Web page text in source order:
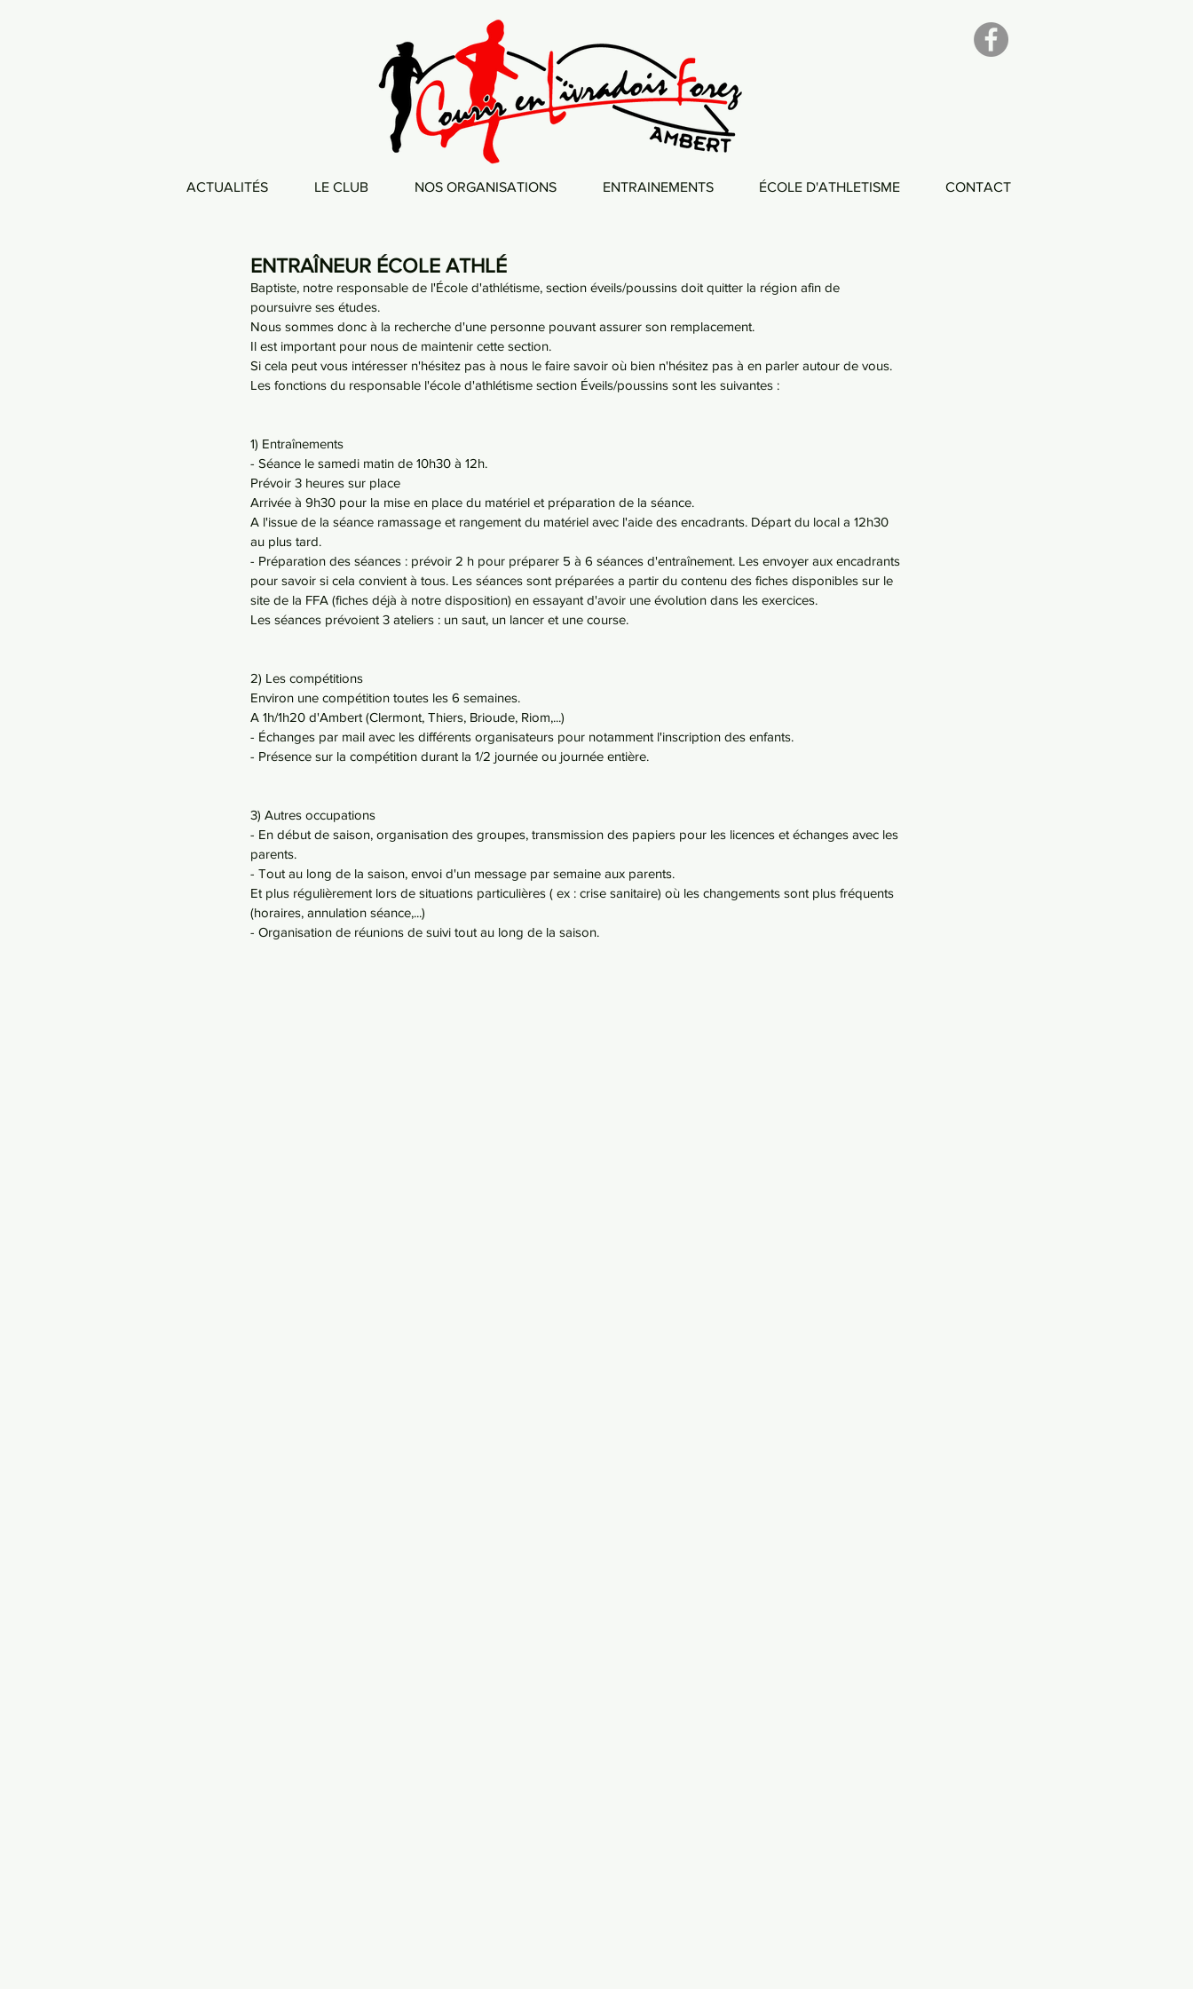
ACTUALITÉS LE CLUB NOS ORGANISATIONS ENTRAINEMENTS ÉCOLE D'ATHLETISME CONTACT
ENTRAÎNEUR ÉCOLE ATHLÉ
Baptiste, notre responsable de l'École d'athlétisme, section éveils/poussins doit quitter la région afin de
poursuivre ses études.
Nous sommes donc à la recherche d'une personne pouvant assurer son remplacement.
Il est important pour nous de maintenir cette section.
Si cela peut vous intéresser n'hésitez pas à nous le faire savoir où bien n'hésitez pas à en parler autour de vous.
Les fonctions du responsable l'école d'athlétisme section Éveils/poussins sont les suivantes :
1) Entraînements
- Séance le samedi matin de 10h30 à 12h.
Prévoir 3 heures sur place
Arrivée à 9h30 pour la mise en place du matériel et préparation de la séance.
A l'issue de la séance ramassage et rangement du matériel avec l'aide des encadrants. Départ du local a 12h30
au plus tard.
- Préparation des séances : prévoir 2 h pour préparer 5 à 6 séances d'entraînement. Les envoyer aux encadrants
pour savoir si cela convient à tous. Les séances sont préparées a partir du contenu des fiches disponibles sur le
site de la FFA (fiches déjà à notre disposition) en essayant d'avoir une évolution dans les exercices.
Les séances prévoient 3 ateliers : un saut, un lancer et une course.
2) Les compétitions
Environ une compétition toutes les 6 semaines.
A 1h/1h20 d'Ambert (Clermont, Thiers, Brioude, Riom,...)
- Échanges par mail avec les différents organisateurs pour notamment l'inscription des enfants.
- Présence sur la compétition durant la 1/2 journée ou journée entière.
3) Autres occupations
- En début de saison, organisation des groupes, transmission des papiers pour les licences et échanges avec les
parents.
- Tout au long de la saison, envoi d'un message par semaine aux parents.
Et plus régulièrement lors de situations particulières ( ex : crise sanitaire) où les changements sont plus fréquents
(horaires, annulation séance,...)
- Organisation de réunions de suivi tout au long de la saison.